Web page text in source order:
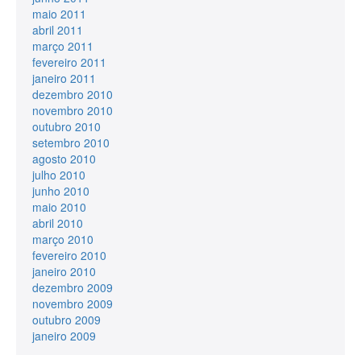
maio 2011
abril 2011
março 2011
fevereiro 2011
janeiro 2011
dezembro 2010
novembro 2010
outubro 2010
setembro 2010
agosto 2010
julho 2010
junho 2010
maio 2010
abril 2010
março 2010
fevereiro 2010
janeiro 2010
dezembro 2009
novembro 2009
outubro 2009
janeiro 2009